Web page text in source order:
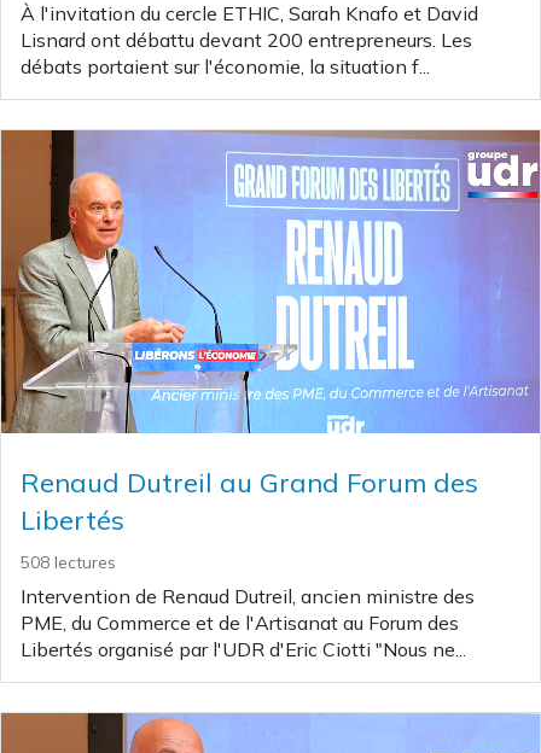
À l'invitation du cercle ETHIC, Sarah Knafo et David
Lisnard ont débattu devant 200 entrepreneurs. Les
débats portaient sur l'économie, la situation f...
Renaud Dutreil au Grand Forum des
Libertés
508 lectures
Intervention de Renaud Dutreil, ancien ministre des
PME, du Commerce et de l'Artisanat au Forum des
Libertés organisé par l'UDR d'Eric Ciotti "Nous ne...